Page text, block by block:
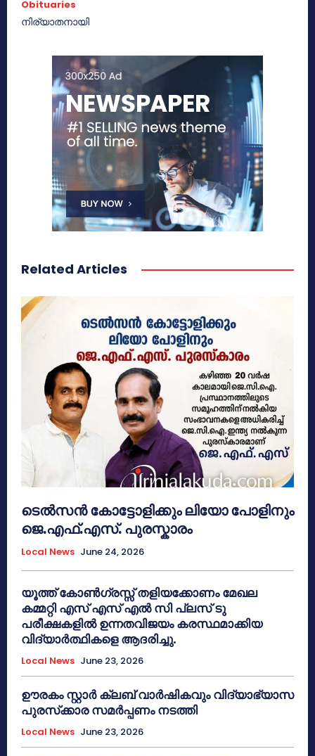
Obituaries
നിര്യാതനായി
Related Articles
ടെൽസൻ കോട്ടോളിക്കും ലിയോ പോളിനും
ജെ.എഫ്.എസ്. പുരസ്കാരം
Local News June 24, 2026
യൂത്ത് കോൺഗ്രസ്സ് തളിയക്കോണം മേഖല
കമ്മറ്റി എസ് എസ് എൽ സി പ്ലസ് ടു
പരീക്ഷകളിൽ ഉന്നതവിജയം കരസ്ഥമാക്കിയ
വിദ്യാർത്ഥികളെ ആദരിച്ചു.
Local News June 23, 2026
ഊരകം സ്റ്റാർ ക്ലബ് വാർഷികവും വിദ്യാഭ്യാസ
പുരസ്‌ക്കാര സമർപ്പണം നടത്തി
Local News June 23, 2026